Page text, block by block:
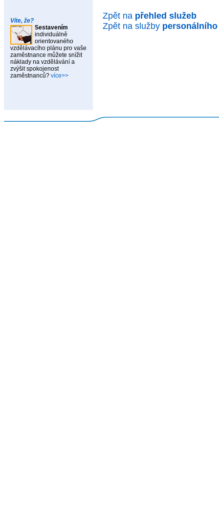
Víte, že?
Sestavením
individuálně
orientovaného
vzdělávacího plánu pro vaše
zaměstnance můžete snížit
náklady na vzdělávání a
zvýšit spokojenost
zaměstnanců? více>>
Zpět na přehled služeb
Zpět na služby